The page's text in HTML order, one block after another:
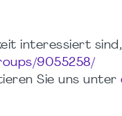
interessiert
9055258/
Sie uns unter